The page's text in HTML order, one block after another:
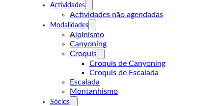
Actividades
Actividades não agendadas
Modalidades
Alpinismo
Canyoning
Croquis
Croquis de Canyoning
Croquis de Escalada
Escalada
Montanhismo
Sócios